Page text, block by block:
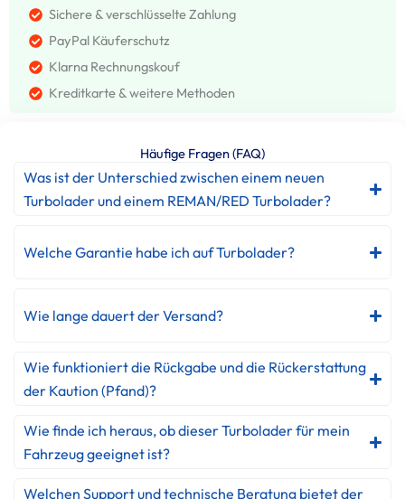
Sichere & verschlüsselte Zahlung
PayPal Käuferschutz
Klarna Rechnungskouf
Kreditkarte & weitere Methoden
Häufige Fragen (FAQ)
Was ist der Unterschied zwischen einem neuen
Turbolader und einem REMAN/RED Turbolader?
Welche Garantie habe ich auf Turbolader?
Wie lange dauert der Versand?
Wie funktioniert die Rückgabe und die Rückerstattung
der Kaution (Pfand)?
Wie finde ich heraus, ob dieser Turbolader für mein
Fahrzeug geeignet ist?
Welchen Support und technische Beratung bietet der